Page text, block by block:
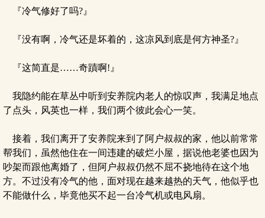
『冷气修好了吗?』
『没有啊，冷气还是坏着的，这凉风到底是何方神圣?』
『这简直是……奇蹟啊!』
我隐约能在草丛中听到安养院内老人的惊叹声，我满足地点
了点头，风英也一样，我们两个彼此会心一笑。
接着，我们离开了安养院来到了阿户叔叔的家，他以前常常
帮我们，虽然他住在一间违建的破烂小屋，据说他老婆也因为
吵架而跟他离婚了，但阿户叔叔仍然不屈不挠地待在这个地
方。不过没有冷气的他，面对现在越来越热的天气，他似乎也
不能做什么，毕竟他买不起一台冷气机或电风扇。